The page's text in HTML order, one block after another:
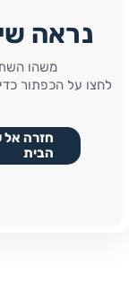
נראה
משהו
לחצו על הכפתור
חזרה אל
הבית